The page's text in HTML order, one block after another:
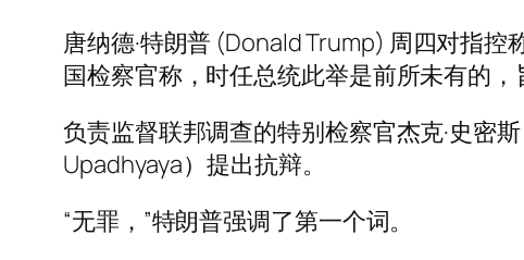
唐纳德·特朗普 (Donald Trump) 周四对指
国检察官称，时任总统此举是前所未有的，
负责监督联邦调查的特别检察官杰克·史密
Upadhyaya）提出抗辩。
“无罪，”特朗普强调了第一个词。